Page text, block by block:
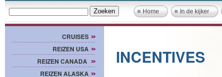
Home In de kijker
CRUISES
REIZEN USA
REIZEN CANADA
REIZEN ALASKA
INCENTIVES